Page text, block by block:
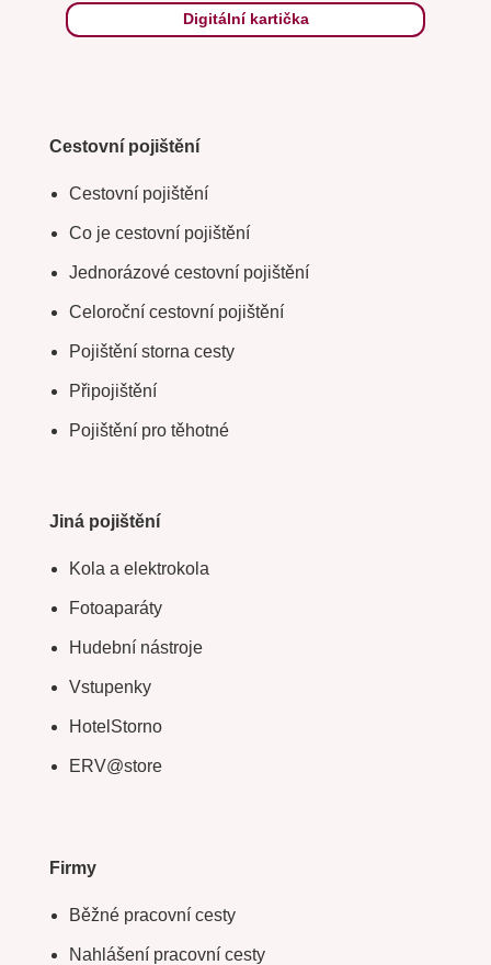
Digitální kartička
Cestovní pojištění
Cestovní pojištění
Co je cestovní pojištění
Jednorázové cestovní pojištění
Celoroční cestovní pojištění
Pojištění storna cesty
Připojištění
Pojištění pro těhotné
Jiná pojištění
Kola a elektrokola
Fotoaparáty
Hudební nástroje
Vstupenky
HotelStorno
ERV@store
Firmy
Běžné pracovní cesty
Nahlášení pracovní cesty